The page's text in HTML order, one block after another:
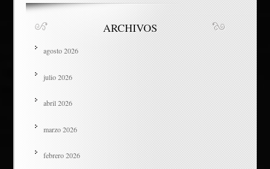
ARCHIVOS
agosto 2026
julio 2026
abril 2026
marzo 2026
febrero 2026